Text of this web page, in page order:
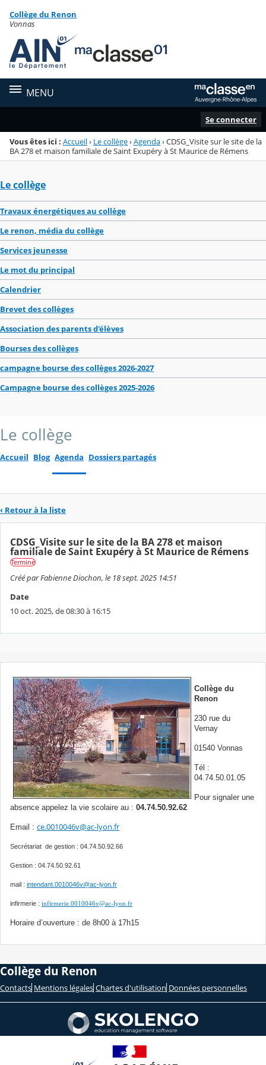
Menu de la rubrique
Contenu
Collège du Renon
Vonnas
MENU
Se connecter
Vous êtes ici : Accueil› Le collège›Agenda›CDSG_Visite sur le site de la
BA 278 et maison familiale de Saint Exupéry à St Maurice de Rémens
Le collège
Travaux énergétiques au collège
Le renon, média du collège
Services jeunesse
Le mot du principal
Calendrier
Brevet des collèges
Association des parents d'élèves
Bourses des collèges
campagne bourse des collèges 2026-2027
Campagne bourse des collèges 2025-2026
Le collège
Accueil Blog Agenda Dossiers partagés
‹ Retour à la liste
CDSG_Visite sur le site de la BA 278 et maison
familiale de Saint Exupéry à St Maurice de Rémens
Terminé
Créé par Fabienne Diochon, le 18 sept. 2025 14:51
Date
10 oct. 2025, de 08:30 à 16:15
Collège du
Renon
230 rue du
Vernay
01540 Vonnas
Tél :
04.74.50.01.05
Pour signaler une
absence appelez la vie scolaire au : 04.74.50.92.62
Email : ce.0010046v@ac-lyon.fr
Secrétariat de gestion : 04.74.50.92.66
Gestion : 04.74.50.92.61
mail : intendant.0010046v@ac-lyon.fr
infirmerie : infirmerie.0010046v@ac-lyon.fr
Horaire d’ouverture : de 8h00 à 17h15
Collège du Renon
Contacts Mentions légales Chartes d'utilisation Données personnelles